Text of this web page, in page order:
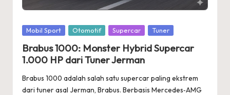
Posted
Mobil Sport Otomotif Supercar Tuner
Brabus 1000: Monster Hybrid Supercar
1.000 HP dari Tuner Jerman
Brabus 1000 adalah salah satu supercar paling ekstrem
dari tuner asal Jerman, Brabus. Berbasis Mercedes‑AMG